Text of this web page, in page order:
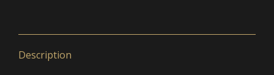
Description